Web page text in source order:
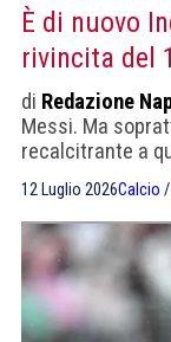
È di nuovo
rivincita del
di Redazione
Messi. Ma
recalcitrante a
trascinando gli
12 Luglio 2026Calcio /